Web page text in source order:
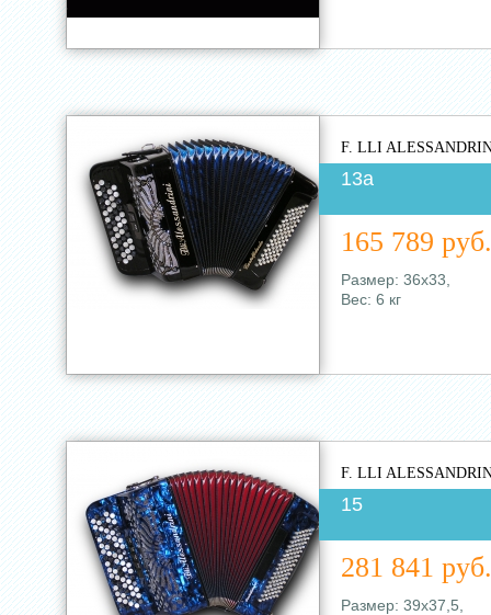
F. LLI
13а
165 789 руб.
Размер: 36х33,
Вес: 6 кг
F. LLI
15
281 841 руб.
Размер: 39х37,5,